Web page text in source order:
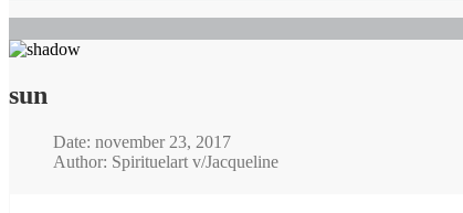
sun
Date: november 23, 2017
Author: Spirituelart v/Jacqueline